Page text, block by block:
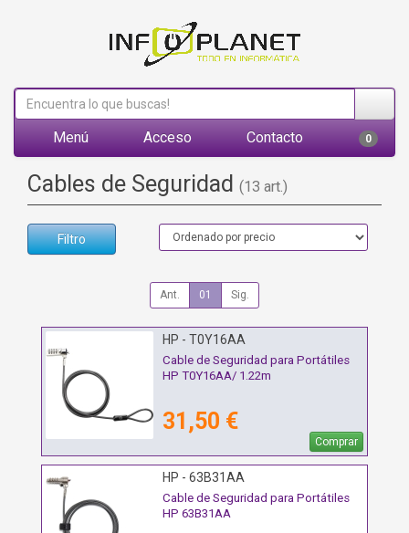
Menú Acceso Contacto 0
Cables de Seguridad (13 art.)
Filtro
Ant. 01 Sig.
HP - T0Y16AA
Cable de Seguridad para Portátiles
HP T0Y16AA/ 1.22m
31,50 €
Comprar
HP - 63B31AA
Cable de Seguridad para Portátiles
HP 63B31AA